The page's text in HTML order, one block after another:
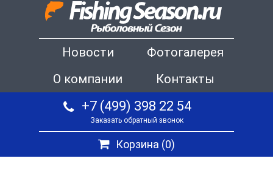
Новости
Фотогалерея
О компании
Контакты
+7 (499) 398 22 54
Заказать обратный звонок
Корзина (0)